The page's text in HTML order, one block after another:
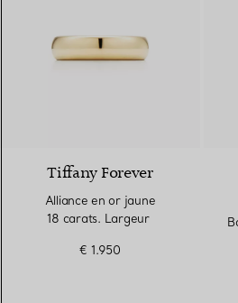
Tiffany Forever
Alliance en or jaune
18 carats. Largeur
€ 1.950